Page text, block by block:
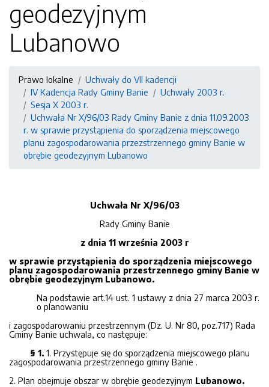
geodezyjnym
Lubanowo
Prawo lokalne
Uchwały do VII kadencji
IV Kadencja Rady Gminy Banie
Uchwały 2003 r.
Sesja X 2003 r.
Uchwała Nr X/96/03 Rady Gminy Banie z dnia 11.09.2003
r. w sprawie przystąpienia do sporządzenia miejscowego
planu zagospodarowania przezstrzennego gminy Banie w
obrębie geodezyjnym Lubanowo
Uchwała Nr X/96/03
Rady Gminy Banie
z dnia 11 września 2003 r
w sprawie przystąpienia do sporządzenia miejscowego
planu zagospodarowania przestrzennego gminy Banie w
obrębie geodezyjnym Lubanowo.
Na podstawie art.14 ust. 1 ustawy z dnia 27 marca 2003 r.
o planowaniu
i zagospodarowaniu przestrzennym (Dz. U. Nr 80, poz.717) Rada
Gminy Banie uchwala, co następuje:
§ 1.1. Przystępuje się do sporządzenia miejscowego planu
zagospodarowania przestrzennego gminy Banie .
2. Plan obejmuje obszar w obrębie geodezyjnym Lubanowo.